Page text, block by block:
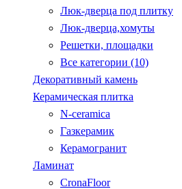
Люк-дверца под плитку
Люк-дверца,хомуты
Решетки, площадки
Все категории (10)
Декоративный камень
Керамическая плитка
N-ceramica
Газкерамик
Керамогранит
Ламинат
CronaFloor